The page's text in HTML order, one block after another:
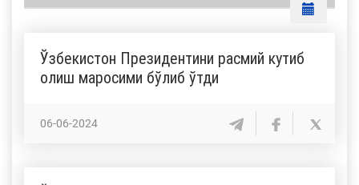
Ўзбекистон Президентини расмий кутиб
олиш маросими бўлиб ўтди
06-06-2024